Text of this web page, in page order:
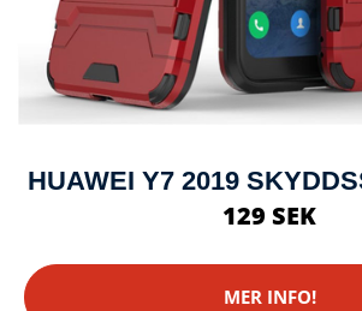
HUAWEI Y7 2019
129 SEK
MER INFO!